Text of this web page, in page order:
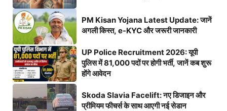
PM Kisan Yojana Latest Update: जानें
अगली किस्त, e-KYC और जरूरी जानकारी
UP Police Recruitment 2026: यूपी
पुलिस में 81,000 पदों पर होगी भर्ती, जानें कब शुरू
होंगे आवेदन
Skoda Slavia Facelift: नए डिजाइन और
प्रीमियम फीचर्स के साथ आएगी नई सेडान